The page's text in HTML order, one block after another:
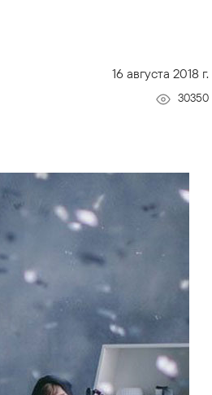
16 августа 2018 г.
30350